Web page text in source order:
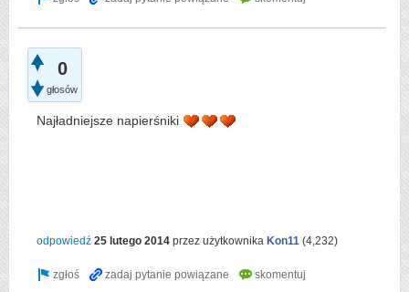
0
głosów
Najładniejsze napierśniki
odpowiedź 25 lutego 2014 przez użytkownika Kon11 (4,232)